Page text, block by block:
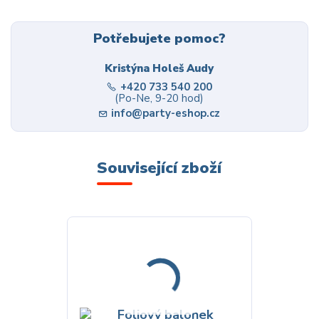
Potřebujete pomoc?
Kristýna Holeš Audy
+420 733 540 200
(Po-Ne, 9-20 hod)
info@party-eshop.cz
Související zboží